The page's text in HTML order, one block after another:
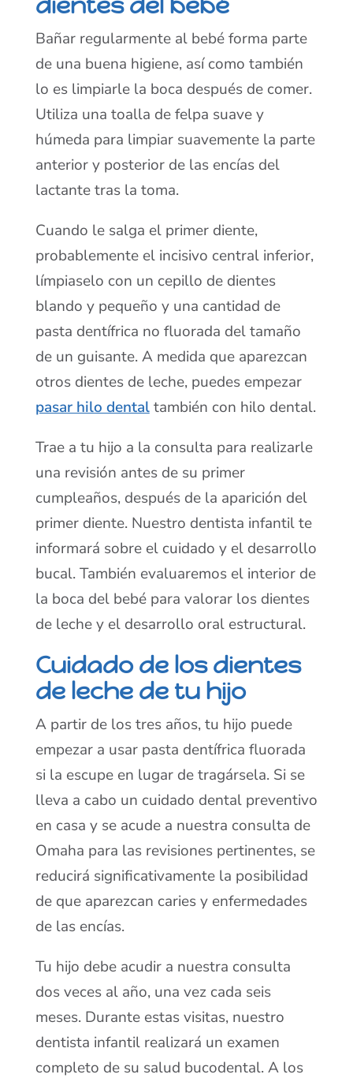
Bañar regularmente al bebé forma parte
de una buena higiene, así como también
lo es limpiarle la boca después de comer.
Utiliza una toalla de felpa suave y
húmeda para limpiar suavemente la parte
anterior y posterior de las encías del
lactante tras la toma.
Cuando le salga el primer diente,
probablemente el incisivo central inferior,
límpiaselo con un cepillo de dientes
blando y pequeño y una cantidad de
pasta dentífrica no fluorada del tamaño
de un guisante. A medida que aparezcan
otros dientes de leche, puedes empezar
pasar hilo dentaltambién con hilo dental.
Trae a tu hijo a la consulta para realizarle
una revisión antes de su primer
cumpleaños, después de la aparición del
primer diente. Nuestro dentista infantil te
informará sobre el cuidado y el desarrollo
bucal. También evaluaremos el interior de
la boca del bebé para valorar los dientes
de leche y el desarrollo oral estructural.
Cuidado de los dientes
de leche de tu hijo
A partir de los tres años, tu hijo puede
empezar a usar pasta dentífrica fluorada
si la escupe en lugar de tragársela. Si se
lleva a cabo un cuidado dental preventivo
en casa y se acude a nuestra consulta de
Omaha para las revisiones pertinentes, se
reducirá significativamente la posibilidad
de que aparezcan caries y enfermedades
de las encías.
Tu hijo debe acudir a nuestra consulta
dos veces al año, una vez cada seis
meses. Durante estas visitas, nuestro
dentista infantil realizará un examen
completo de su salud bucodental. A los